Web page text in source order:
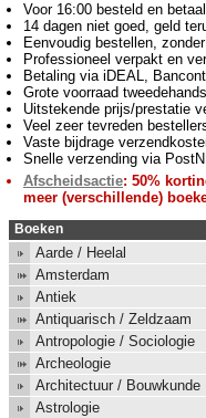
Voor 16:00 besteld en
14 dagen niet goed, geld
Eenvoudig bestellen,
Professioneel verpakt en
Betaling via iDEAL,
Grote voorraad
Uitstekende prijs/prestatie
Veel zeer tevreden
Vaste bijdrage
Snelle verzending via
Afscheidsactie: 50%
meer (verschillende)
Boeken
Aarde / Heelal
Amsterdam
Antiek
Antiquarisch / Zeldzaam
Antropologie / Sociologie
Archeologie
Architectuur / Bouwkunde
Astrologie